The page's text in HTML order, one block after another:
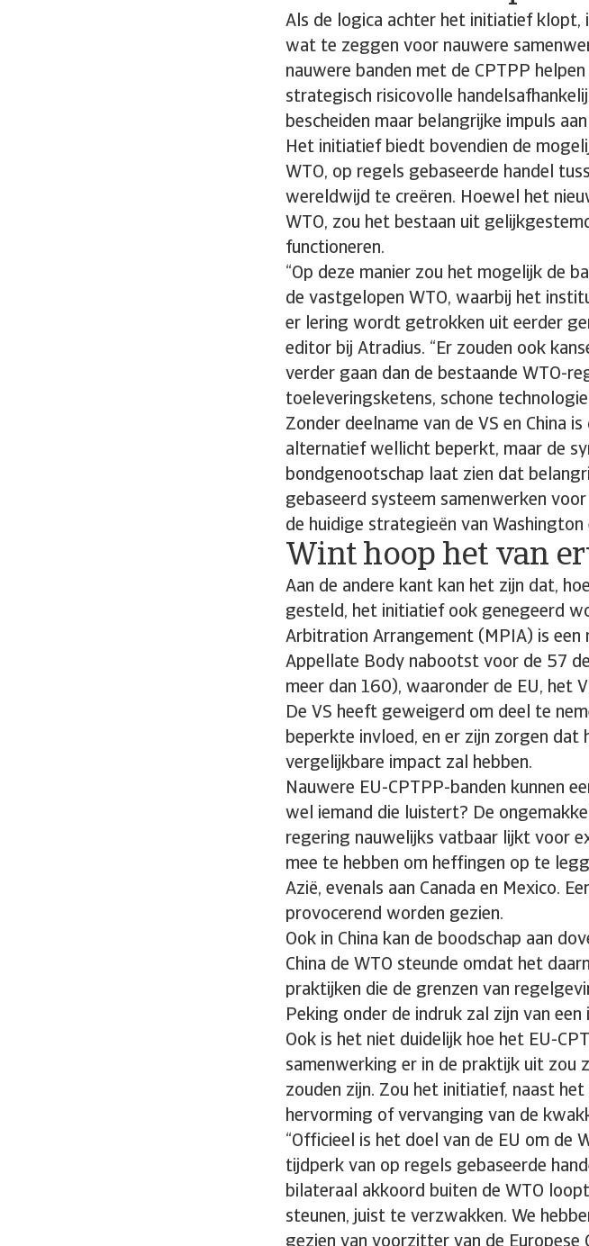
Als de logica achter het initiatief klopt,
wat te zeggen voor nauwere
nauwere banden met de CPTPP
strategisch risicovolle
bescheiden maar belangrijke impuls
Het initiatief biedt bovendien de
WTO, op regels gebaseerde handel
wereldwijd te creëren. Hoewel het
WTO, zou het bestaan uit
functioneren.
“Op deze manier zou het mogelijk de
de vastgelopen WTO, waarbij het
er lering wordt getrokken uit eerder
editor bij Atradius. “Er zouden ook
verder gaan dan de bestaande WTO-
toeleveringsketens, schone
Zonder deelname van de VS en China
alternatief wellicht beperkt, maar de
bondgenootschap laat zien dat
gebaseerd systeem samenwerken
de huidige strategieën van
Wint hoop het van
Aan de andere kant kan het zijn dat,
gesteld, het initiatief ook genegeerd
Arbitration Arrangement (MPIA) is een
Appellate Body nabootst voor de 57
meer dan 160), waaronder de EU, het
De VS heeft geweigerd om deel te
beperkte invloed, en er zijn zorgen dat
vergelijkbare impact zal hebben.
Nauwere EU-CPTPP-banden kunnen
wel iemand die luistert? De
regering nauwelijks vatbaar lijkt voor
mee te hebben om heffingen op te
Azië, evenals aan Canada en Mexico.
provocerend worden gezien.
Ook in China kan de boodschap aan
China de WTO steunde omdat het
praktijken die de grenzen van
Peking onder de indruk zal zijn van
Ook is het niet duidelijk hoe het EU-
samenwerking er in de praktijk uit zou
zouden zijn. Zou het initiatief, naast
hervorming of vervanging van de
“Officieel is het doel van de EU om de
tijdperk van op regels gebaseerde
bilateraal akkoord buiten de WTO
steunen, juist te verzwakken. We
gezien van voorzitter van de Europese